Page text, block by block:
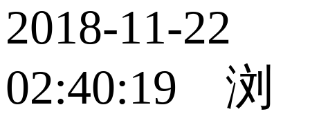
2018-11-22
02:40:19 浏